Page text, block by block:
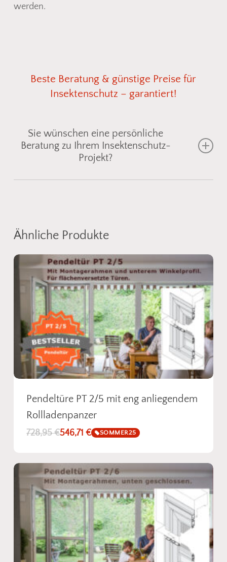
werden.
Beste Beratung & günstige Preise für
Insektenschutz – garantiert!
Sie wünschen eine persönliche
Beratung zu Ihrem Insektenschutz-
Projekt?
Einbausituation. Senden Sie uns einfach ein Foto
vom gewünschten Bereich, und wir zeigen Ihnen
geeigneteFliegengitteroderSpannrahmenaus
unserem Sortiment. So einfach kann
Insektenschutz sein!
Fotos senden
Ähnliche Produkte
Pendeltüre PT 2/5 mit eng anliegendem
Rollladenpanzer
728,95€546,71 € SOMMER25